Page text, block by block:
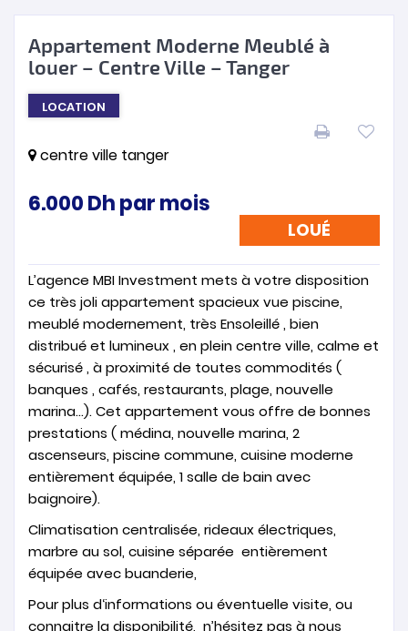
Appartement Moderne Meublé à
louer – Centre Ville – Tanger
LOCATION
centre ville tanger
6.000Dhpar mois
LOUÉ
L’agence MBI Investment mets à votre disposition
ce très joli appartement spacieux vue piscine,
meublé modernement, très Ensoleillé , bien
distribué et lumineux , en plein centre ville, calme et
sécurisé , à proximité de toutes commodités (
banques , cafés, restaurants, plage, nouvelle
marina…). Cet appartement vous offre de bonnes
prestations ( médina, nouvelle marina, 2
ascenseurs, piscine commune, cuisine moderne
entièrement équipée, 1 salle de bain avec
baignoire).
Climatisation centralisée, rideaux électriques,
marbre au sol, cuisine séparée entièrement
équipée avec buanderie,
Pour plus d‘informations ou éventuelle visite, ou
connaitre la disponibilité, n’hésitez pas à nous